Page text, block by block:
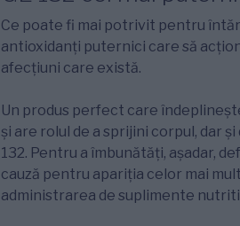
Ce poate fi mai potrivit pentru
antioxidanți puternici care să
afecțiuni care există.
Un produs perfect care
și are rolul de a sprijini corpul, dar
132. Pentru a îmbunătăți, așadar,
cauză pentru apariția celor mai
administrarea de suplimente